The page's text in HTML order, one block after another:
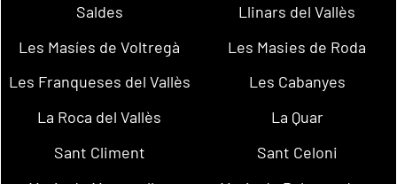
Saldes
Llinars del Vallès
Les Masíes de Voltregà
Les Masies de Roda
Les Franqueses del Vallès
Les Cabanyes
La Roca del Vallès
La Quar
Sant Climent
Sant Celoni